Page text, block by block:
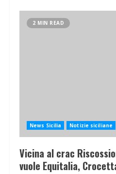
2 MIN READ
News Sicilia Notizie siciliane
Vicina al crac
vuole Equitalia,